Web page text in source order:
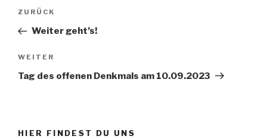
Beitragsnavigation
Vorheriger
Beitrag
ZURÜCK
Weiter geht’s!
Nächster
Beitrag
WEITER
Tag des offenen Denkmals am 10.09.2023
HIER FINDEST DU UNS